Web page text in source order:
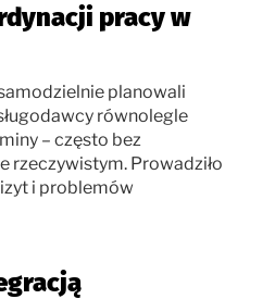
pracy w
planowali
równolegle
– często bez
rzeczywistym. Prowadziło
i problemów